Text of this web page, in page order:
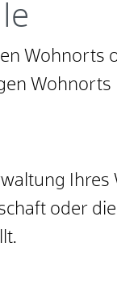
Wohnorts
Wohnorts
Ihres
oder